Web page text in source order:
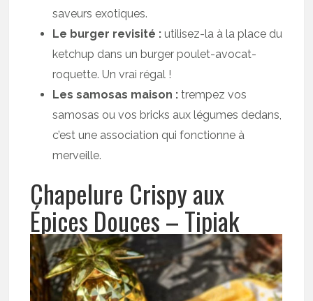
saveurs exotiques.
Le burger revisité : utilisez-la à la place du
ketchup dans un burger poulet-avocat-
roquette. Un vrai régal !
Les samosas maison : trempez vos
samosas ou vos bricks aux légumes dedans,
c’est une association qui fonctionne à
merveille.
Chapelure Crispy aux
Épices Douces – Tipiak